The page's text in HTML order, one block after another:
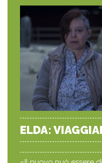
ELDA: